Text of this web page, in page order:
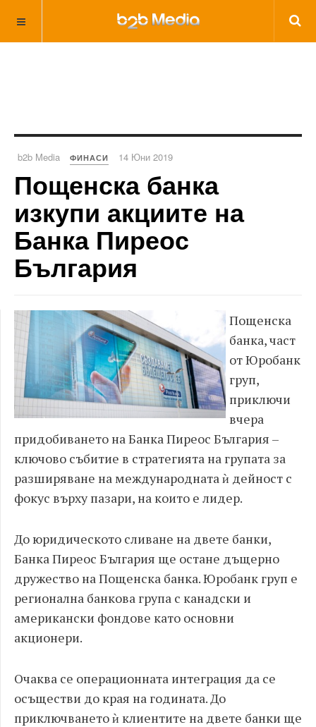
b2b Media ФИНАСИ 14 Юни 2019
Пощенска банка
изкупи акциите на
Банка Пиреос
България
Пощенска
банка, част
от Юробанк
груп,
приключи
вчера
придобиването на Банка Пиреос България –
ключово събитие в стратегията на групата за
разширяване на международната ѝ дейност с
фокус върху пазари, на които е лидер.
До юридическото сливане на двете банки,
Банка Пиреос България ще остане дъщерно
дружество на Пощенска банка. Юробанк груп е
регионална банкова група с канадски и
американски фондове като основни
акционери.
Очаква се операционната интеграция да се
осъществи до края на годината. До
приключването ѝ клиентите на двете банки ще